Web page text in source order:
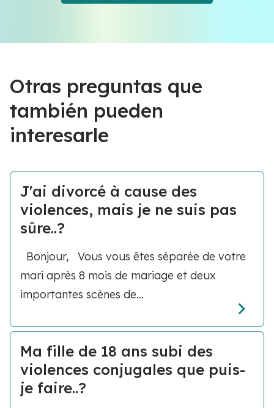
Otras preguntas que
también pueden
interesarle
J'ai divorcé à cause des
violences, mais je ne suis pas
sûre..?
Bonjour, Vous vous êtes séparée de votre
mari après 8 mois de mariage et deux
importantes scènes de...
Ma fille de 18 ans subi des
violences conjugales que puis-
je faire..?